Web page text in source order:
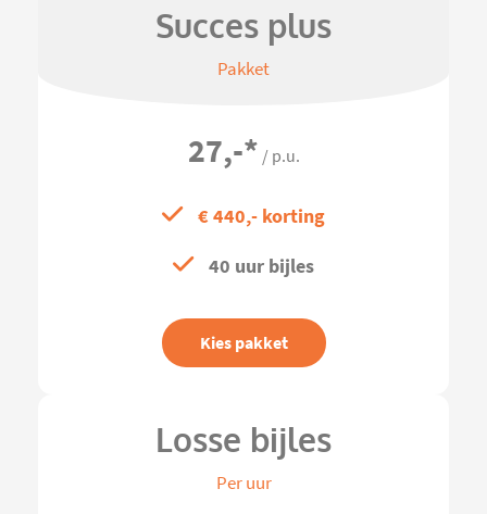
Succes plus
Pakket
27,-* / p.u.
€ 440,- korting
40 uur bijles
Kies pakket
Losse bijles
Per uur